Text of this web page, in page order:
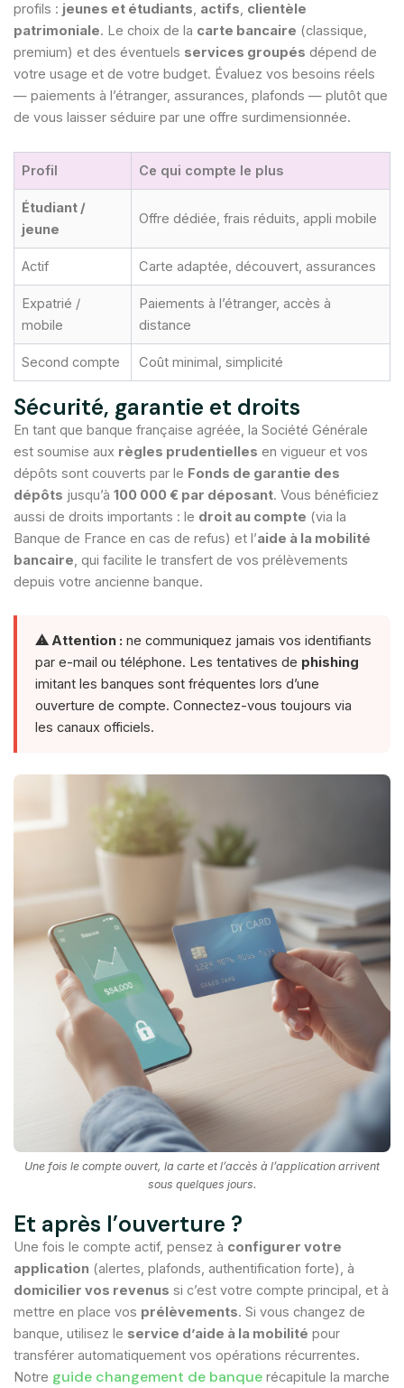
profils : jeunes et étudiants, actifs, clientèle
patrimoniale. Le choix de la carte bancaire (classique,
premium) et des éventuels services groupés dépend de
votre usage et de votre budget. Évaluez vos besoins réels
— paiements à l’étranger, assurances, plafonds — plutôt que
de vous laisser séduire par une offre surdimensionnée.
Profil Ce qui compte le plus
Étudiant /
jeune
Offre dédiée, frais réduits, appli mobile
Actif Carte adaptée, découvert, assurances
Expatrié /
mobile
Paiements à l’étranger, accès à
distance
Second compte Coût minimal, simplicité
Sécurité, garantie et droits
En tant que banque française agréée, la Société Générale
est soumise aux règles prudentielles en vigueur et vos
dépôts sont couverts par le Fonds de garantie des
dépôts jusqu’à 100 000 € par déposant. Vous bénéficiez
aussi de droits importants : le droit au compte (via la
Banque de France en cas de refus) et l’aide à la mobilité
bancaire, qui facilite le transfert de vos prélèvements
depuis votre ancienne banque.
⚠ Attention : ne communiquez jamais vos identifiants
par e-mail ou téléphone. Les tentatives de phishing
imitant les banques sont fréquentes lors d’une
ouverture de compte. Connectez-vous toujours via
les canaux officiels.
Une fois le compte ouvert, la carte et l’accès à l’application arrivent
sous quelques jours.
Et après l’ouverture ?
Une fois le compte actif, pensez à configurer votre
application (alertes, plafonds, authentification forte), à
domicilier vos revenus si c’est votre compte principal, et à
mettre en place vos prélèvements. Si vous changez de
banque, utilisez le service d’aide à la mobilité pour
transférer automatiquement vos opérations récurrentes.
Notre guide changement de banque récapitule la marche